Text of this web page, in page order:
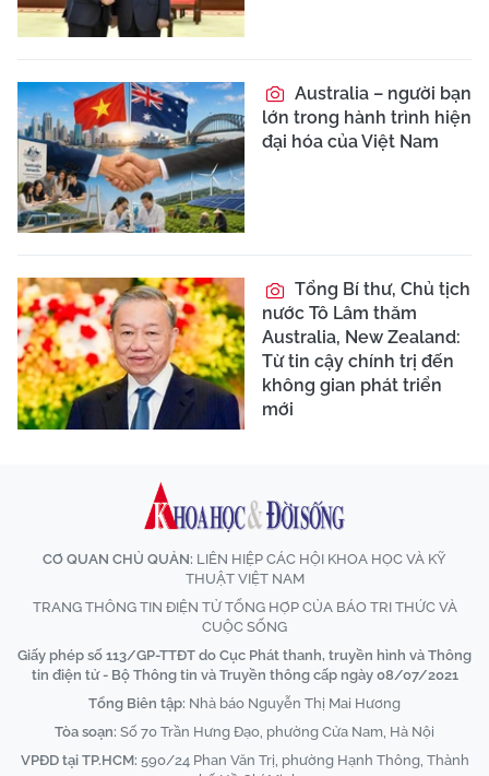
Australia – người bạn
lớn trong hành trình hiện
đại hóa của Việt Nam
Tổng Bí thư, Chủ tịch
nước Tô Lâm thăm
Australia, New Zealand:
Từ tin cậy chính trị đến
không gian phát triển
mới
CƠ QUAN CHỦ QUẢN: LIÊN HIỆP CÁC HỘI KHOA HỌC VÀ KỸ
THUẬT VIỆT NAM
TRANG THÔNG TIN ĐIỆN TỬ TỔNG HỢP CỦA BÁO TRI THỨC VÀ
CUỘC SỐNG
Giấy phép số 113/GP-TTĐT do Cục Phát thanh, truyền hình và Thông
tin điện tử - Bộ Thông tin và Truyền thông cấp ngày 08/07/2021
Tổng Biên tập: Nhà báo Nguyễn Thị Mai Hương
Tòa soạn: Số 70 Trần Hưng Đạo, phường Cửa Nam, Hà Nội
VPĐD tại TP.HCM: 590/24 Phan Văn Trị, phường Hạnh Thông, Thành